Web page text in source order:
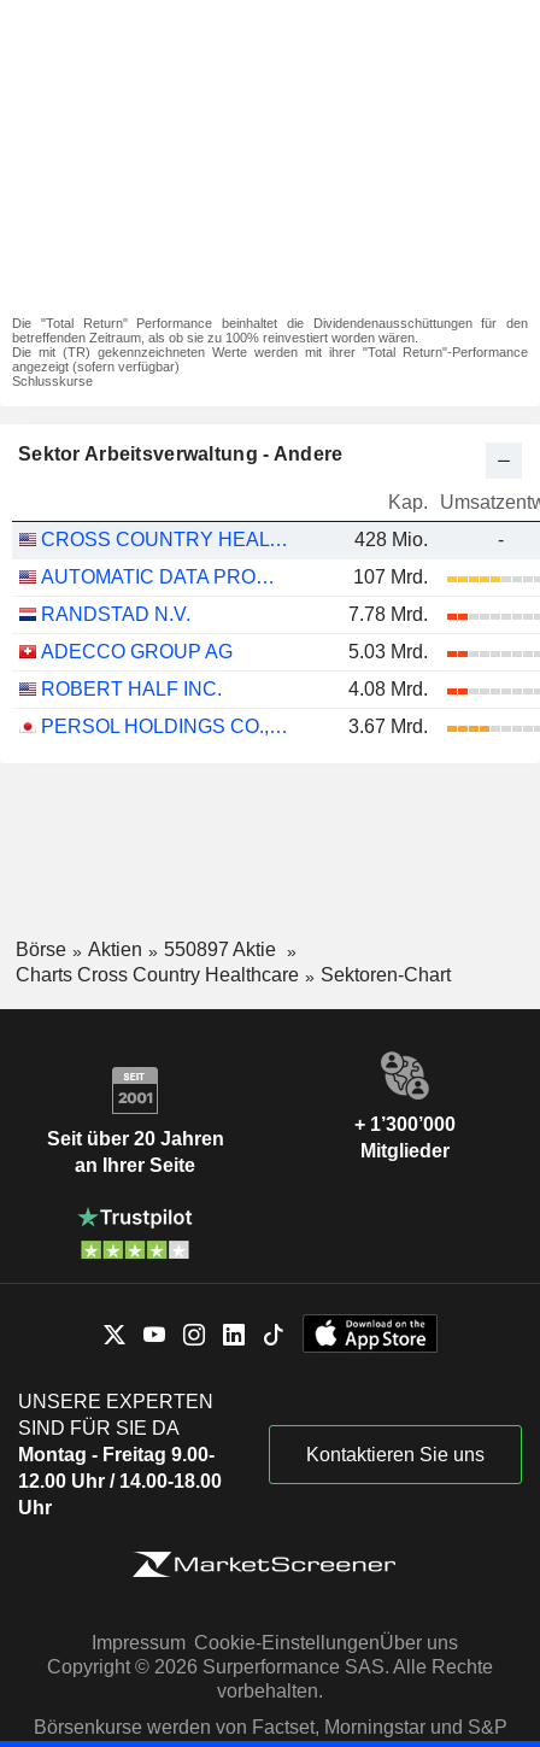
Die "Total Return" Performance beinhaltet die Dividendenausschüttungen für den
betreffenden Zeitraum, als ob sie zu 100% reinvestiert worden wären.
Die mit (TR) gekennzeichneten Werte werden mit ihrer "Total Return"-Performance
angezeigt (sofern verfügbar)
Schlusskurse
Sektor Arbeitsverwaltung - Andere
Kap.
CROSS COUNTRY HEALTHCARE
428 Mio.
-
AUTOMATIC DATA PROCESSING, INC.
107 Mrd.
RANDSTAD N.V.
7.78 Mrd.
ADECCO GROUP AG
5.03 Mrd.
ROBERT HALF INC.
4.08 Mrd.
PERSOL HOLDINGS CO.,LTD.
3.67 Mrd.
Börse Aktien
550897 Aktie
Charts Cross Country Healthcare
Sektoren-Chart
Seit über 20 Jahren
an Ihrer Seite
+ 1’300’000
Mitglieder
UNSERE EXPERTEN
SIND FÜR SIE DA
Montag - Freitag 9.00-
12.00 Uhr / 14.00-18.00
Uhr
Kontaktieren Sie uns
Impressum Cookie-EinstellungenÜber uns
Copyright © 2026 Surperformance SAS. Alle Rechte
vorbehalten.
Börsenkurse werden von Factset, Morningstar und S&P